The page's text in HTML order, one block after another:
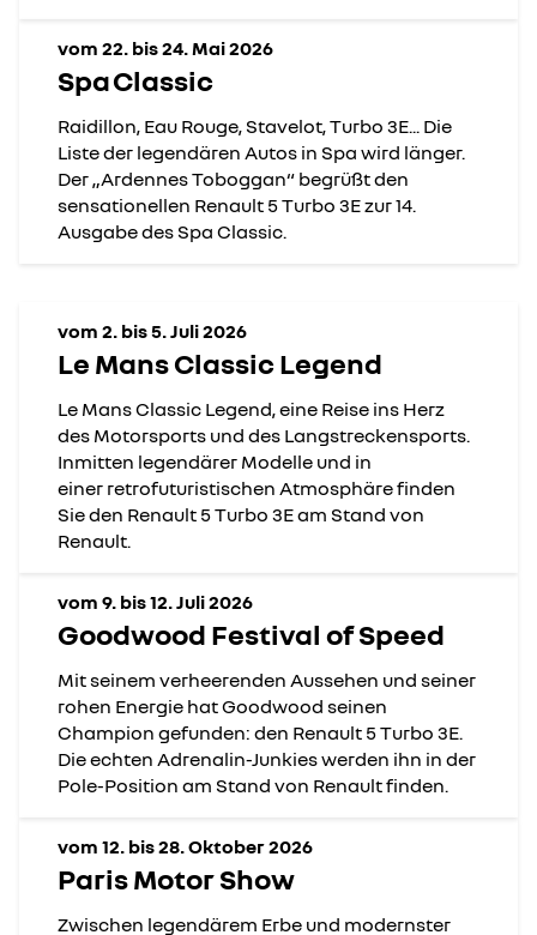
vom 22. bis 24. Mai 2026
Spa Classic
Raidillon, Eau Rouge, Stavelot, Turbo 3E... Die
Liste der legendären Autos in Spa wird länger.
Der „Ardennes Toboggan“ begrüßt den
sensationellen Renault 5 Turbo 3E zur 14.
Ausgabe des Spa Classic.
vom 2. bis 5. Juli 2026
Le Mans Classic Legend
Le Mans Classic Legend, eine Reise ins Herz
des Motorsports und des Langstreckensports.
Inmitten legendärer Modelle und in
einer retrofuturistischen Atmosphäre finden
Sie den Renault 5 Turbo 3E am Stand von
Renault.
vom 9. bis 12. Juli 2026
Goodwood Festival of Speed
Mit seinem verheerenden Aussehen und seiner
rohen Energie hat Goodwood seinen
Champion gefunden: den Renault 5 Turbo 3E.
Die echten Adrenalin-Junkies werden ihn in der
Pole-Position am Stand von Renault finden.
vom 12. bis 28. Oktober 2026
Paris Motor Show
Zwischen legendärem Erbe und modernster